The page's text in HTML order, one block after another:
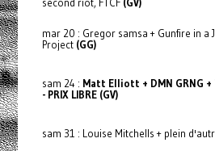
mar 20 : Gregor samsa + Gunfire in a
Project (GG)
sam 24 : Matt Elliott + DMN GRNG
- PRIX LIBRE (GV)
sam 31 : Louise Mitchells + plein